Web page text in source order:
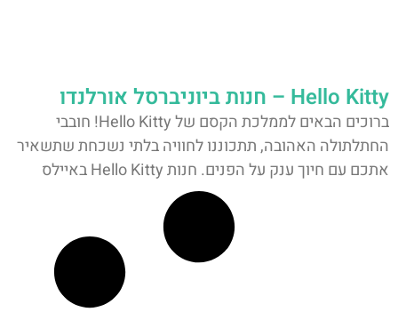
Hello Kitty – חנות ביוניברסל אורלנדו
ברוכים הבאים לממלכת הקסם של Hello Kitty! חובבי
החתלתולה האהובה, תתכוננו לחוויה בלתי נשכחת שתשאיר
אתכם עם חיוך ענק על הפנים. חנות Hello Kitty באיילס